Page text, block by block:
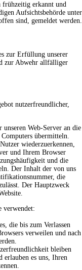
frühzeitig erkannt und
Aufsichtsbehörde unter
sind, gemeldet werden.
zur Erfüllung unserer
zur Abwehr allfälliger
nutzerfreundlicher,
Web-Server an die
übermitteln.
wiederzuerkennen,
und Ihrem Browser
und die
Der Inhalt der von uns
die
Der Hauptzweck
verwendet:
die bis zum Verlassen
verweilen und nach
bleiben
erlauben es uns, Ihren